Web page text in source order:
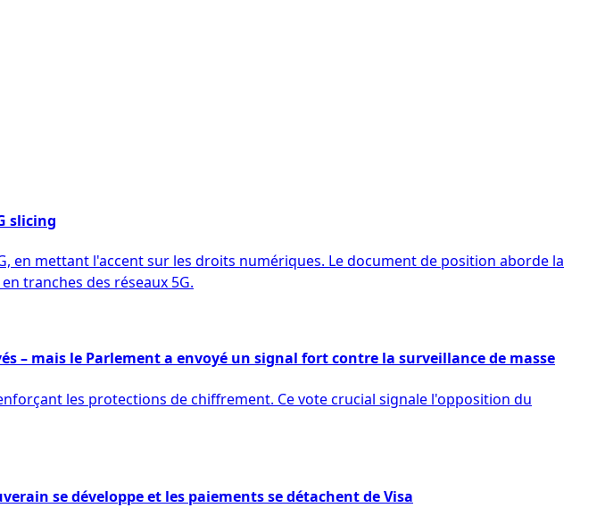
slicing
en mettant l'accent sur les droits numériques. Le document de position aborde la
tranches des réseaux 5G.
– mais le Parlement a envoyé un signal fort contre la surveillance de masse
les protections de chiffrement. Ce vote crucial signale l'opposition du
se développe et les paiements se détachent de Visa